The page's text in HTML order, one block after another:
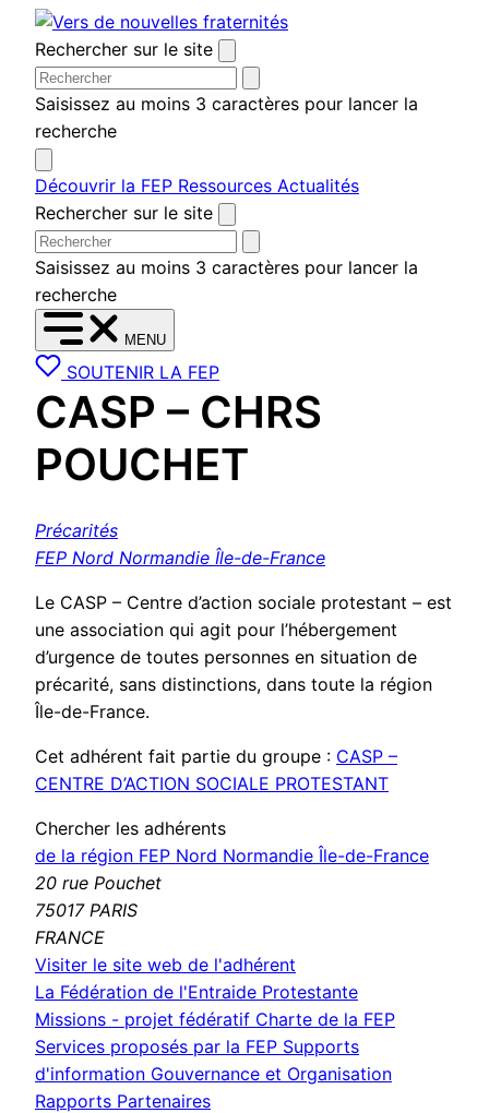
Aller
au
contenu
Rechercher sur le site
Saisissez au moins 3 caractères pour lancer la
recherche
Découvrir la FEP Ressources Actualités
Rechercher sur le site
Saisissez au moins 3 caractères pour lancer la
recherche
MENU
SOUTENIR LA FEP
CASP – CHRS
POUCHET
Précarités
FEP Nord Normandie Île-de-France
Le CASP – Centre d’action sociale protestant – est
une association qui agit pour l’hébergement
d’urgence de toutes personnes en situation de
précarité, sans distinctions, dans toute la région
Île-de-France.
Cet adhérent fait partie du groupe : CASP –
CENTRE D’ACTION SOCIALE PROTESTANT
Chercher les adhérents
de la région FEP Nord Normandie Île-de-France
20 rue Pouchet
75017 PARIS
FRANCE
Visiter le site web de l'adhérent
fenêtre)
La Fédération de l'Entraide Protestante
Missions - projet fédératif Charte de la FEP
Services proposés par la FEP Supports
d'information Gouvernance et Organisation
Rapports Partenaires